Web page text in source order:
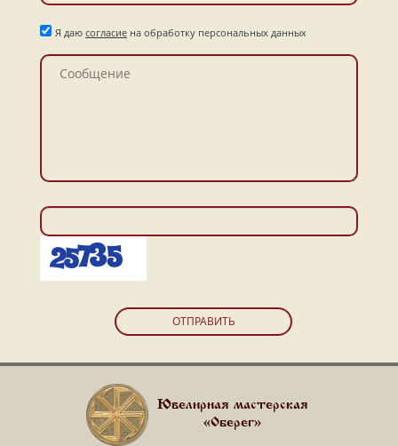
Я даю согласие на обработку персональных данных
ОТПРАВИТЬ
Ювелирная мастерская
«Оберег»